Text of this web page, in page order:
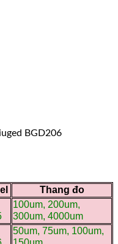
BGD206
Thang đo
100um, 200um,
300um, 4000um
50um, 75um, 100um,